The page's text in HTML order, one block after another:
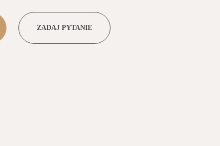
ZADAJ PYTANIE